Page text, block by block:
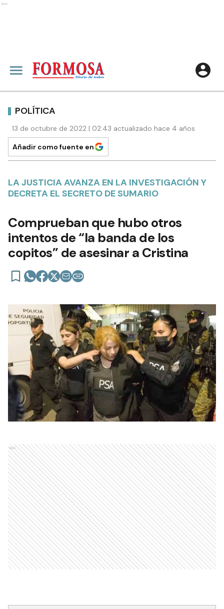
Ads
POLÍTICA
13 de octubre de 2022 | 02:43 actualizado hace 4 años
Añadir como fuente en
LA JUSTICIA AVANZA EN LA INVESTIGACIÓN Y
DECRETA EL SECRETO DE SUMARIO
Comprueban que hubo otros
intentos de “la banda de los
copitos” de asesinar a Cristina
Ads